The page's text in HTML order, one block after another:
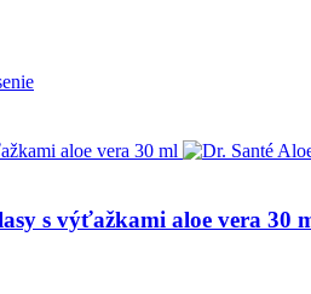
s výťažkami aloe vera 30